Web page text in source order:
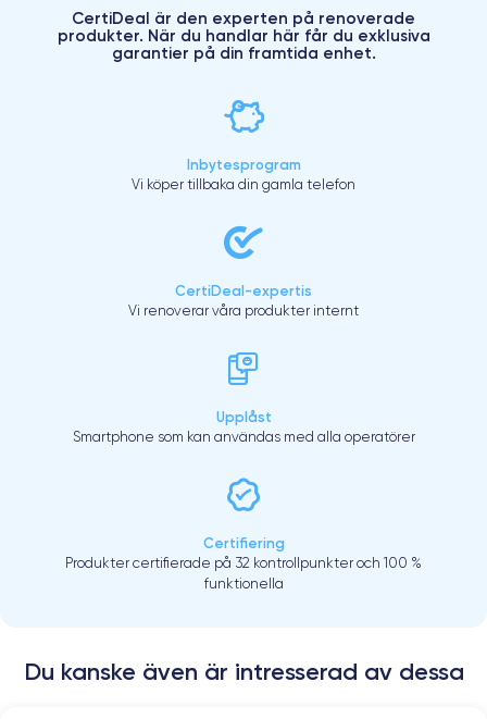
CertiDeal är den experten på renoverade
produkter. När du handlar här får du exklusiva
garantier på din framtida enhet.
Inbytesprogram
Vi köper tillbaka din gamla telefon
CertiDeal-expertis
Vi renoverar våra produkter internt
Upplåst
Smartphone som kan användas med alla operatörer
Certifiering
Produkter certifierade på 32 kontrollpunkter och 100 %
funktionella
Du kanske även är intresserad av dessa